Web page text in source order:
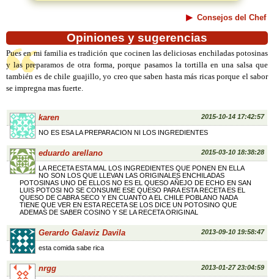
Consejos del Chef
Opiniones y sugerencias
Pues en mi familia es tradición que cocinen las deliciosas enchiladas potosinas
y las preparamos de otra forma, porque pasamos la tortilla en una salsa que
también es de chile guajillo, yo creo que saben hasta más ricas porque el sabor
se impregna mas fuerte.
karen 2015-10-14 17:42:57
NO ES ESA LA PREPARACION NI LOS INGREDIENTES
eduardo arellano 2015-03-10 18:38:28
LA RECETA ESTA MAL LOS INGREDIENTES QUE PONEN EN ELLA
NO SON LOS QUE LLEVAN LAS ORIGINALES ENCHILADAS
POTOSINAS UNO DE ELLOS NO ES EL QUESO AÑEJO DE ECHO EN SAN
LUIS POTOSI NO SE CONSUME ESE QUESO PARA ESTA RECETA ES EL
QUESO DE CABRA SECO Y EN CUANTO A EL CHILE POBLANO NADA
TIENE QUE VER EN ESTA RECETA SE LOS DICE UN POTOSINO QUE
ADEMAS DE SABER COSINO Y SE LA RECETA ORIGINAL
Gerardo Galaviz Davila 2013-09-10 19:58:47
esta comida sabe rica
nrgg 2013-01-27 23:04:59